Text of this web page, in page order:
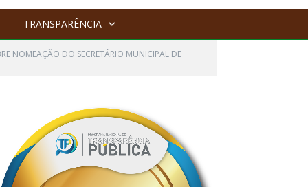
TRANSPARÊNCIA
NOMEAÇÃO DO SECRETÁRIO MUNICIPAL DE